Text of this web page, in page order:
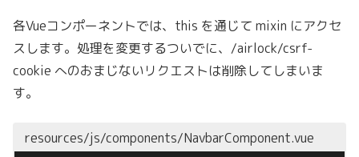
各Vueコンポーネントでは、this を通じて mixin にアクセ
スします。処理を変更するついでに、/airlock/csrf-
cookie へのおまじないリクエストは削除してしまいま
す。
resources/js/components/NavbarComponent.vue